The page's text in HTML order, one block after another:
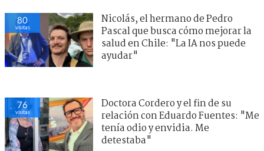
80
visitas
Nicolás, el hermano de Pedro
Pascal que busca cómo mejorar la
salud en Chile: "La IA nos puede
ayudar"
76
visitas
Doctora Cordero y el fin de su
relación con Eduardo Fuentes: "Me
tenía odio y envidia. Me
detestaba"